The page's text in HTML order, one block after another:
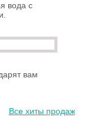
вода с
вам
Все хиты продаж